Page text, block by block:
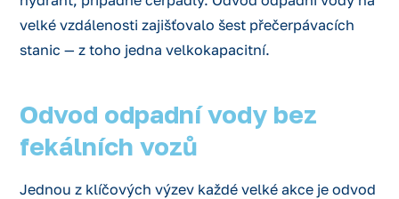
velké vzdálenosti zajišťovalo šest přečerpávacích
stanic — z toho jedna velkokapacitní.
Odvod odpadní vody bez
fekálních vozů
Jednou z klíčových výzev každé velké akce je odvod